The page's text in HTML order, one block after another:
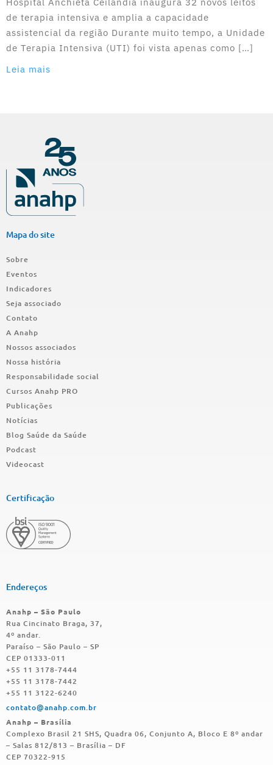
de terapia intensiva e amplia a capacidade
assistencial da região Durante muito tempo, a Unidade
de Terapia Intensiva (UTI) foi vista apenas como […]
Leia mais
Mapa do site
Sobre
Eventos
Indicadores
Seja associado
Contato
A Anahp
Nossos associados
Nossa história
Responsabilidade social
Cursos Anahp PRO
Publicações
Notícias
Blog Saúde da Saúde
Podcast
Videocast
Certificação
Endereços
Anahp – São Paulo
Rua Cincinato Braga, 37,
4º andar.
Paraíso – São Paulo – SP
CEP 01333-011
+55 11 3178-7444
+55 11 3178-7442
+55 11 3122-6240
contato@anahp.com.br
Anahp – Brasília
Complexo Brasil 21 SHS, Quadra 06, Conjunto A, Bloco E 8º andar
– Salas 812/813 – Brasília – DF
CEP 70322-915